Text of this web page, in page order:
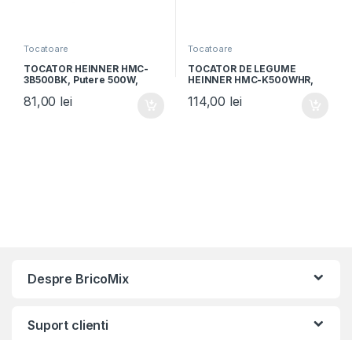
Tocatoare
TOCATOR HEINNER HMC-
3B500BK, Putere 500W,
cutite inox, 2 viteze, Negru
81,00 lei
Tocatoare
TOCATOR DE LEGUME
HEINNER HMC-K500WHR,
angrenaj metalic, bol sticla,
sistem de siguranta,
114,00 lei
Despre BricoMix
Suport clienti